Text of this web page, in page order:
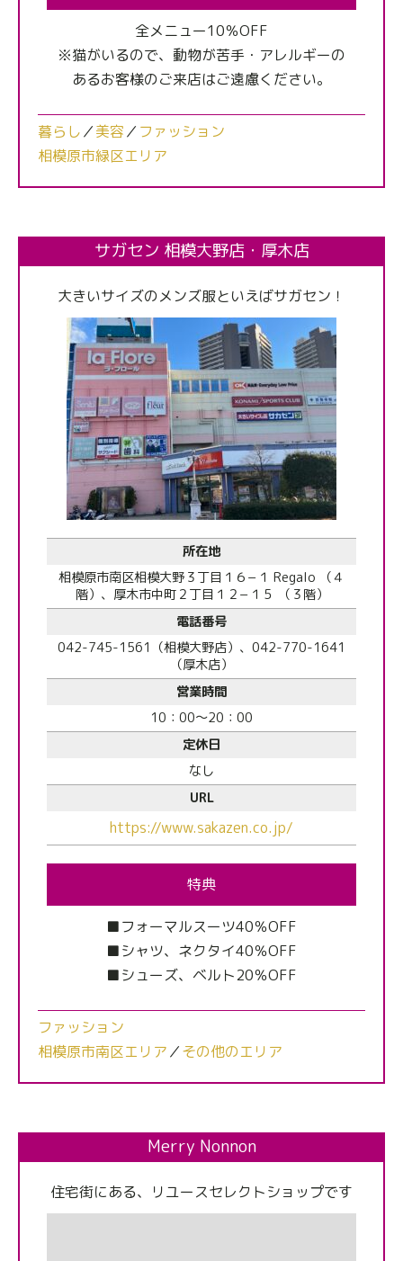
全メニュー10％OFF
※猫がいるので、動物が苦手・アレルギーの
あるお客様のご来店はご遠慮ください。
暮らし／美容／ ファッション
相模原市緑区エリア
サガセン 相模大野店・厚木店
大きいサイズのメンズ服といえばサガセン！
所在地
相模原市南区相模大野３丁目１６−１ Regalo （４
階）、厚木市中町２丁目１２−１５ （３階）
電話番号
042-745-1561（相模大野店）、042-770-1641
（厚木店）
営業時間
10：00～20：00
定休日
なし
URL
https://www.sakazen.co.jp/
特典
■フォーマルスーツ40％OFF
■シャツ、ネクタイ40％OFF
■シューズ、ベルト20％OFF
ファッション
相模原市南区エリア／その他のエリア
Merry Nonnon
住宅街にある、リユースセレクトショップです